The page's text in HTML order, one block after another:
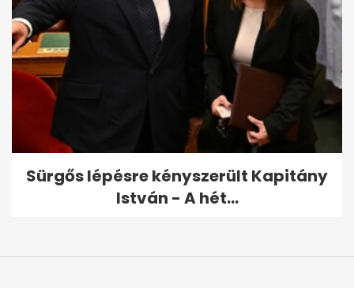
Sürgős lépésre kényszerült Kapitány
István - A hét...